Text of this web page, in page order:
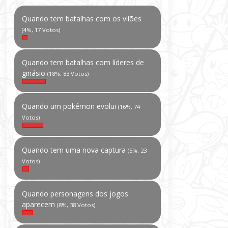
Quando tem batalhas com os vilões
(4%, 17 Votos)
Quando tem batalhas com líderes de
ginásio (18%, 83 Votos)
Quando um pokémon evolui (16%, 74
Votos)
Quando tem uma nova captura (5%, 23
Votos)
Quando personagens dos jogos
aparecem (8%, 38 Votos)